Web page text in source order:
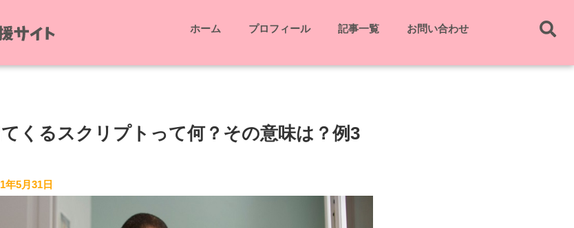
ホーム プロフィール 記事一覧 お問い合わせ
くるスクリプトって何？その意味は？例3
年5月31日